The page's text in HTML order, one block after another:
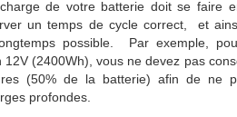
de votre batterie doit se faire
un temps de cycle correct, et
possible. Par exemple,
12V (2400Wh), vous ne devez pas
(50% de la batterie) afin de ne
profondes.